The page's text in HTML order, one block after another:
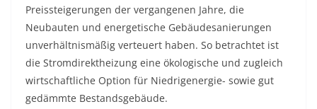
Preissteigerungen der vergangenen Jahre, die
Neubauten und energetische Gebäudesanierungen
unverhältnismäßig verteuert haben. So betrachtet ist
die Stromdirektheizung eine ökologische und zugleich
wirtschaftliche Option für Niedrigenergie- sowie gut
gedämmte Bestandsgebäude.